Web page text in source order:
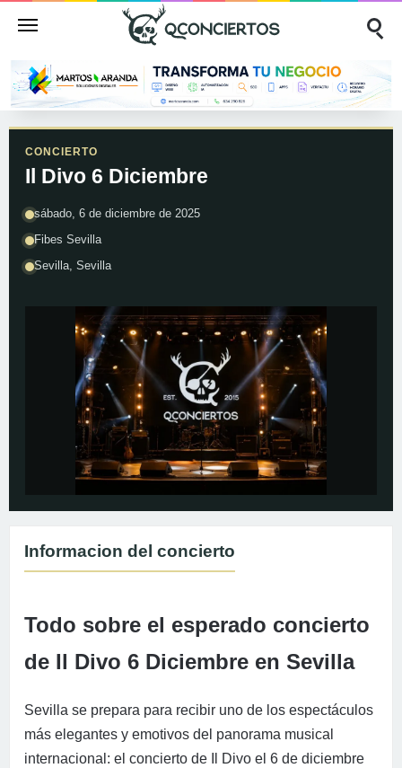
CONCIERTO
Il Divo 6 Diciembre
sábado, 6 de diciembre de 2025
Fibes Sevilla
Sevilla, Sevilla
Informacion del concierto
Todo sobre el esperado concierto
de Il Divo 6 Diciembre en Sevilla
Sevilla se prepara para recibir uno de los espectáculos
más elegantes y emotivos del panorama musical
internacional: el concierto de Il Divo el 6 de diciembre